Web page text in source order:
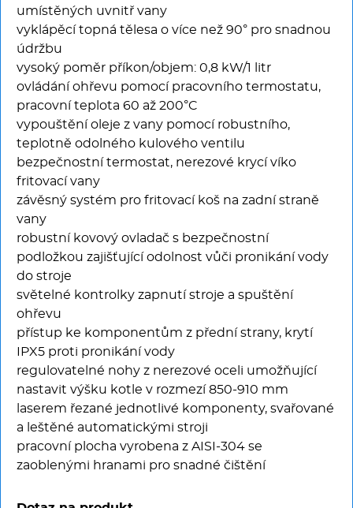
Ostatní
umístěných uvnitř vany
vyklápěcí topná tělesa o více než 90° pro snadnou
údržbu
vysoký poměr příkon/objem: 0,8 kW/1 litr
ovládání ohřevu pomocí pracovního termostatu,
pracovní teplota 60 až 200°C
vypouštění oleje z vany pomocí robustního,
teplotně odolného kulového ventilu
bezpečnostní termostat, nerezové krycí víko
fritovací vany
závěsný systém pro fritovací koš na zadní straně
vany
robustní kovový ovladač s bezpečnostní
podložkou zajišťující odolnost vůči pronikání vody
do stroje
světelné kontrolky zapnutí stroje a spuštění
ohřevu
přístup ke komponentům z přední strany, krytí
IPX5 proti pronikání vody
regulovatelné nohy z nerezové oceli umožňující
nastavit výšku kotle v rozmezí 850-910 mm
laserem řezané jednotlivé komponenty, svařované
a leštěné automatickými stroji
pracovní plocha vyrobena z AISI-304 se
zaoblenými hranami pro snadné čištění